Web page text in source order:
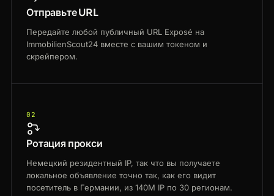
Отправьте URL
Передайте любой публичный URL Exposé на
ImmobilienScout24 вместе с вашим токеном и
скрейпером.
02
Ротация прокси
Немецкий резидентный IP, так что вы получаете
локальное объявление точно так, как его видит
посетитель в Германии, из 140M IP по 30 регионам.